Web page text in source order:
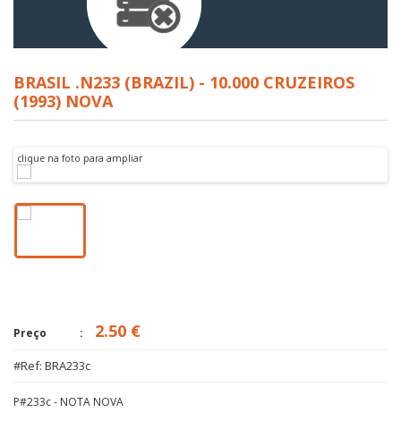
BRASIL .N233 (BRAZIL) - 10.000 CRUZEIROS
(1993) NOVA
clique na foto para ampliar
Preço 2.50 €
#Ref: BRA233c
P#233c - NOTA NOVA